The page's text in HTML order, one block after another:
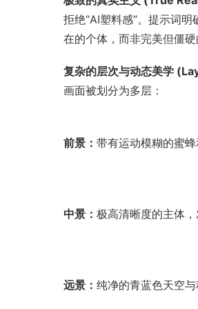
拒绝“AI塑料感”。提示词明
在的个体，而非完美但僵硬
复杂的层次与动态美学
画面被划分为多层：
前景： 带有运动模糊的蜜
中景： 极高清晰度的主体
远景： 纯净的青蓝色天空